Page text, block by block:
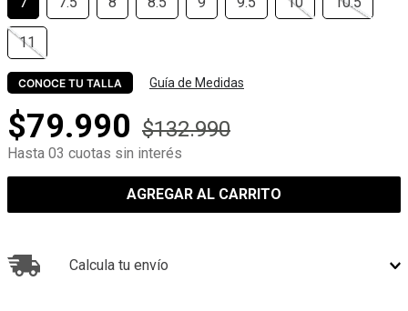
11
CONOCE TU TALLA Guía de Medidas
$79.990 $132.990
Hasta 03 cuotas sin interés
AGREGAR AL CARRITO
Calcula tu envío